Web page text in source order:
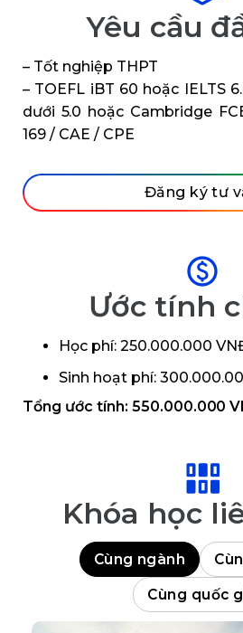
Yêu cầu
– Tốt nghiệp THPT
– TOEFL iBT 60 hoặc IELTS
dưới 5.0 hoặc Cambridge
169 / CAE / CPE
Đăng ký tư
Ước tính
Học phí: 250.000.000
Sinh hoạt phí:
Tổng ước tính: 550.000.000
Khóa học
Cùng ngành
Cùng quốc